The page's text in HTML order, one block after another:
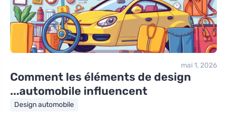
mai 1, 2026
Comment les éléments de design
automobile influencent...
Design automobile